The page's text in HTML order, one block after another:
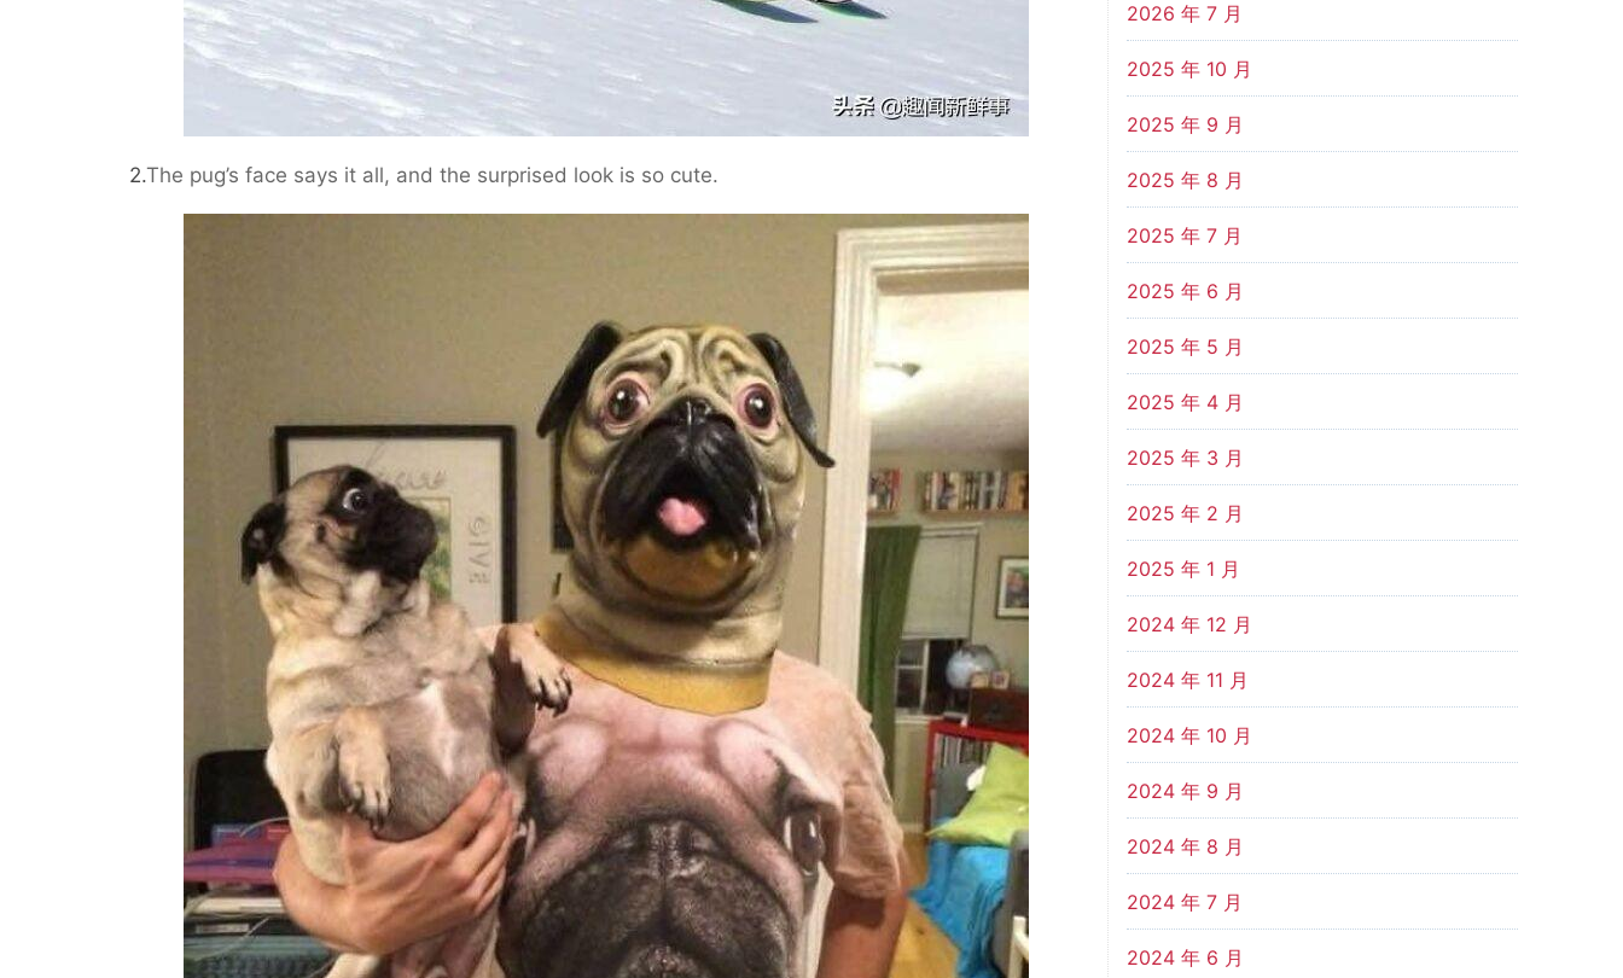
2.The pug’s face says it all, and the surprised look is so cute.
2026 年 7 月
2025 年 10 月
2025 年 9 月
2025 年 8 月
2025 年 7 月
2025 年 6 月
2025 年 5 月
2025 年 4 月
2025 年 3 月
2025 年 2 月
2025 年 1 月
2024 年 12 月
2024 年 11 月
2024 年 10 月
2024 年 9 月
2024 年 8 月
2024 年 7 月
2024 年 6 月